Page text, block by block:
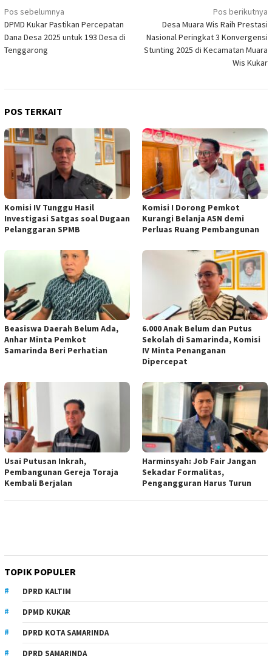
Navigasi
pos
Pos sebelumnya
DPMD Kukar Pastikan Percepatan
Dana Desa 2025 untuk 193 Desa di
Tenggarong
Pos berikutnya
Desa Muara Wis Raih Prestasi
Nasional Peringkat 3 Konvergensi
Stunting 2025 di Kecamatan Muara
Wis Kukar
POS TERKAIT
Komisi IV Tunggu Hasil
Investigasi Satgas soal Dugaan
Pelanggaran SPMB
Komisi I Dorong Pemkot
Kurangi Belanja ASN demi
Perluas Ruang Pembangunan
Beasiswa Daerah Belum Ada,
Anhar Minta Pemkot
Samarinda Beri Perhatian
6.000 Anak Belum dan Putus
Sekolah di Samarinda, Komisi
IV Minta Penanganan
Dipercepat
Usai Putusan Inkrah,
Pembangunan Gereja Toraja
Kembali Berjalan
Harminsyah: Job Fair Jangan
Sekadar Formalitas,
Pengangguran Harus Turun
TOPIK POPULER
DPRD KALTIM
DPMD KUKAR
DPRD KOTA SAMARINDA
DPRD SAMARINDA